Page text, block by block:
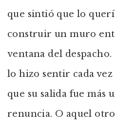
que sintió que lo
construir un muro
ventana del despacho.
lo hizo sentir cada vez
que su salida fue más
renuncia. O aquel